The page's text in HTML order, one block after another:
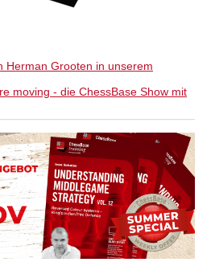
Herman Grooten in unserem
moving - die ChessBase Show mit